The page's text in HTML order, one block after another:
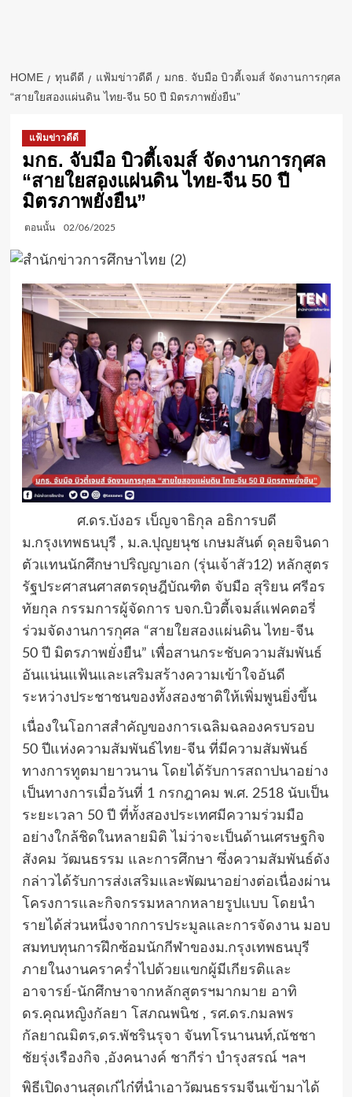
HOME ทุนดีดี แฟ้มข่าวดีดี
มกธ. จับมือ บิวตี้เจมส์ จัดงานการกุศล
“สายใยสองแผ่นดิน ไทย-จีน 50 ปี มิตรภาพยั่งยืน”
แฟ้มข่าวดีดี
มกธ. จับมือ บิวตี้เจมส์ จัดงานการกุศล
“สายใยสองแผ่นดิน ไทย-จีน 50 ปี
มิตรภาพยั่งยืน”
ตอนนั้น 02/06/2025
ศ.ดร.บังอร เบ็ญจาธิกุล อธิการบดี
ม.กรุงเทพธนบุรี , ม.ล.ปุญยนุช เกษมสันต์ ดุลยจินดา
ตัวแทนนักศึกษาปริญญาเอก (รุ่นเจ้าสัว12) หลักสูตร
รัฐประศาสนศาสตรดุษฎีบัณฑิต จับมือ สุริยน ศรีอร
ทัยกุล กรรมการผู้จัดการ บจก.บิวตี้เจมส์แฟคตอรี่
ร่วมจัดงานการกุศล “สายใยสองแผ่นดิน ไทย-จีน
50 ปี มิตรภาพยั่งยืน” เพื่อสานกระชับความสัมพันธ์
อันแน่นแฟ้นและเสริมสร้างความเข้าใจอันดี
ระหว่างประชาชนของทั้งสองชาติให้เพิ่มพูนยิ่งขึ้น
เนื่องในโอกาสสำคัญของการเฉลิมฉลองครบรอบ
50 ปีแห่งความสัมพันธ์ไทย-จีน ที่มีความสัมพันธ์
ทางการทูตมายาวนาน โดยได้รับการสถาปนาอย่าง
เป็นทางการเมื่อวันที่ 1 กรกฎาคม พ.ศ. 2518 นับเป็น
ระยะเวลา 50 ปี ที่ทั้งสองประเทศมีความร่วมมือ
อย่างใกล้ชิดในหลายมิติ ไม่ว่าจะเป็นด้านเศรษฐกิจ
สังคม วัฒนธรรม และการศึกษา ซึ่งความสัมพันธ์ดัง
กล่าวได้รับการส่งเสริมและพัฒนาอย่างต่อเนื่องผ่าน
โครงการและกิจกรรมหลากหลายรูปแบบ โดยนำ
รายได้ส่วนหนึ่งจากการประมูลและการจัดงาน มอบ
สมทบทุนการฝึกซ้อมนักกีฬาของม.กรุงเทพธนบุรี
ภายในงานคราคร่ำไปด้วยแขกผู้มีเกียรติและ
อาจารย์-นักศึกษาจากหลักสูตรฯมากมาย อาทิ
ดร.คุณหญิงกัลยา โสภณพนิช , รศ.ดร.กมลพร
กัลยาณมิตร,ดร.พัชรินรุจา จันทโรนานนท์,ณัชชา
ชัยรุ่งเรืองกิจ ,อังคนางค์ ชากีร่า บำรุงสรณ์ ฯลฯ
พิธีเปิดงานสุดเก๋ไก๋ที่นำเอาวัฒนธรรมจีนเข้ามาได้